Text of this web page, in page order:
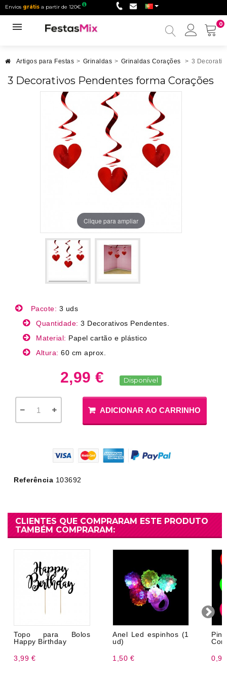
Envios grátis a partir de 120€
0
Minha
Artigos para Festas > Grinaldas > Grinaldas Corações > 3
3 Decorativos Pendentes forma Corações
Clique para ampliar
Pacote: 3 uds
Quantidade: 3 Decorativos Pendentes.
Material: Papel cartão e plástico
Altura: 60 cm aprox.
2,99 € Disponível
ADICIONAR AO CARRINHO
Referência 103692
CLIENTES QUE COMPRARAM ESTE PRODUTO
TAMBÉM COMPRARAM:
Topo para Bolos
Happy Birthday
3,99 €
Anel Led espinhos (1
ud)
1,50 €